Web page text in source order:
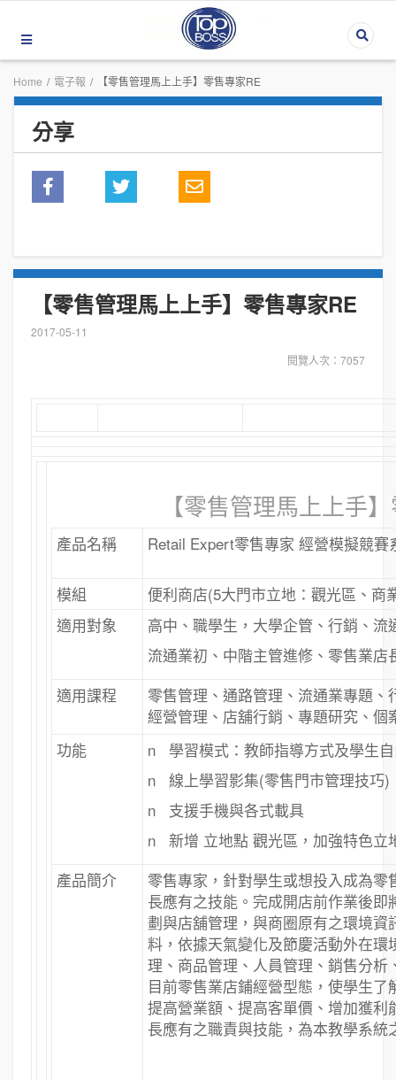
Home / 電子報 / 【零售管理馬上上手】零售專家RE
分享
【零售管理馬上上手】零售專家RE
2017-05-11
閱覽人次：7057
【零售管理馬上上手
產品名稱 Retail Expert零售專家 經營模擬競賽
模組
便利商店(5大門市立地：觀光區、商
適用對象
高中、職學生，大學企管、行銷、流
流通業初、中階主管進修、零售業
適用課程
零售管理、通路管理、流通業專題
經營管理、店舖行銷、專題研究、
功能
n 學習模式：教師指導方式及學生
n 線上學習影集(零售門市管理技巧)
n 支援手機與各式載具
n 新增 立地點 觀光區，加強特色立
產品簡介
零售專家，針對學生或想投入成為
長應有之技能。完成開店前作業後
劃與店舖管理，與商圈原有之環境
料，依據天氣變化及節慶活動外在
理、商品管理、人員管理、銷售分
目前零售業店鋪經營型態，使學生
提高營業額、提高客單價、增加獲
長應有之職責與技能，為本教學系統